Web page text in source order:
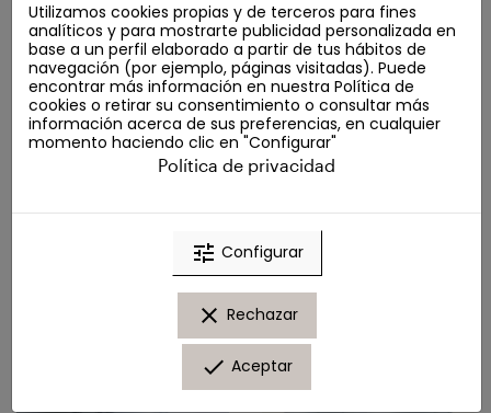
IVB FemmeBalance 180
Cápsulas
Vitaminas
79,90 €
Renare Colágeno 300g
Colágeno
70,00 €
Añadir al carrito
Utilizamos cookies propias y de terceros para fines
analíticos y para mostrarte publicidad personalizada en
base a un perfil elaborado a partir de tus hábitos de
navegación (por ejemplo, páginas visitadas). Puede
encontrar más información en nuestra Política de
cookies o retirar su consentimiento o consultar más
información acerca de sus preferencias, en cualquier
momento haciendo clic en "Configurar"
Política de privacidad
tune Configurar
clear Rechazar
done Aceptar